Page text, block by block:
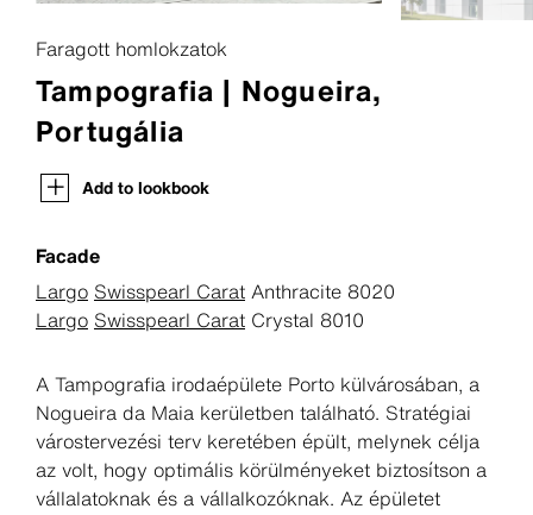
Faragott homlokzatok
Tampografia | Nogueira,
Portugália
Add to lookbook
Facade
Largo Swisspearl Carat Anthracite 8020
Largo Swisspearl Carat Crystal 8010
A Tampografia irodaépülete Porto külvárosában, a
Nogueira da Maia kerületben található. Stratégiai
várostervezési terv keretében épült, melynek célja
az volt, hogy optimális körülményeket biztosítson a
vállalatoknak és a vállalkozóknak. Az épületet